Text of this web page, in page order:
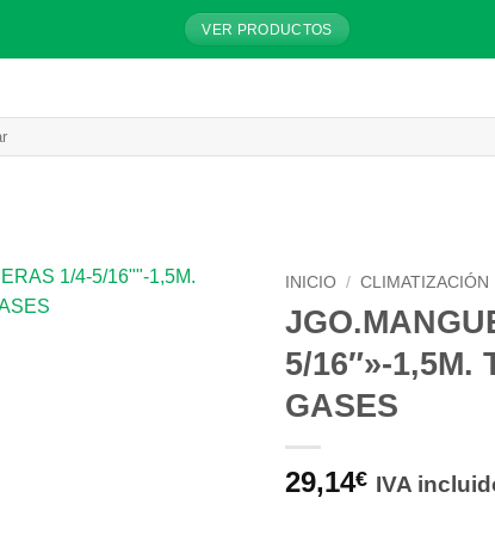
VER PRODUCTOS
INICIO / CLIMATIZACIÓN
5/16″»-1,5M.
GASES
29,14€ IVA